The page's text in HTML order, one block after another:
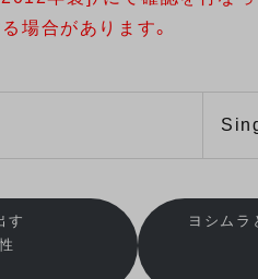
場合があります。
す
ヨシムラ